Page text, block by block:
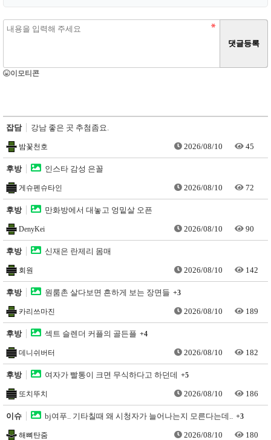
이모티콘
잡담 강남 좋은 곳 추첨좀요.
밤꽃천호 45
2026/08/10
후방 인스타 감성 은꼴
게슈펜슈타인 72
2026/08/10
후방 만화방에서 대놓고 엉밑살 오픈
DenyKei 90
2026/08/10
후방 신재은 란제리 몸매
회원 142
2026/08/10
후방 원룸촌 살다보면 흔하게 보는 장면들 +3
카리쓰마진 189
2026/08/10
후방 섹트 슬렌더 커플의 골든플 +4
데니쉬버터 182
2026/08/10
후방 여자가 빨통이 크면 무식하다고 하던데 +5
또치뚜치 186
2026/08/10
이슈 bj여푸.. 기타칠때 왜 시청자가 늘어나는지 모른다는데.. +3
해뼈탄줌 180
2026/08/10